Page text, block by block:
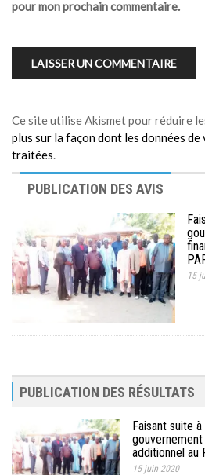
pour mon prochain commentaire.
Ce site utilise Akismet pour réduire
plus sur la façon dont les données
traitées.
PUBLICATION DES AVIS
15
PUBLICATION DES RÉSULTATS
Faisant suite
additionnel au
15 juin 2020